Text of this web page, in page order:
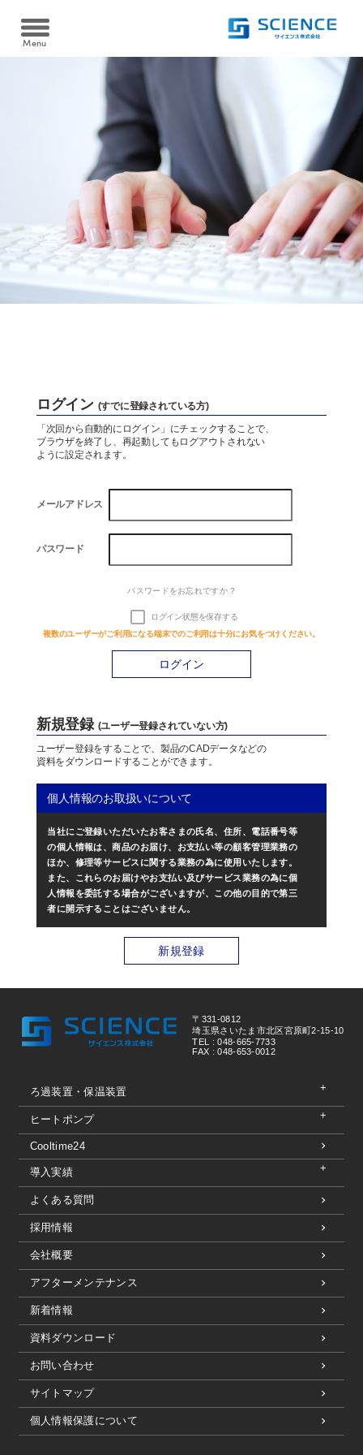
Menu
Heat pump
空冷式同時取出 AWタイプ/空冷式給湯 AHタイプ
水冷式同時取出 WW-Fタイプ
水冷式高温循環 WSRタイプ
水熱源式ブライン冷却・給油同時取出 WHCタイプ
Cooltime24
Filtration device
温浴・ろ過装置
砂ろ過自動逆洗浄 PRTシリーズ
カートリッジフィルター KJOシリーズ
電気ヒーター浴槽保温 SHSシリーズ
Case
導入実績
ろ過装置導入実績
FAQ
Company
会社概要
お問い合わせ
お任せください
風呂設計.com
資料ダウンロード
Download
製品資料を
ダウンロードできます
ログイン (すでに登録されている方)
「次回から自動的にログイン」にチェックすることで、
ブラウザを終了し、再起動してもログアウトされない
ように設定されます。
メールアドレス
パスワード
パスワードをお忘れですか ?
ログイン状態を保存する
複数のユーザーがご利用になる端末でのご利用は十分にお気をつけください。
新規登録 (ユーザー登録されていない方)
ユーザー登録をすることで、製品のCADデータなどの
資料をダウンロードすることができます。
個人情報のお取扱いについて
当社にご登録いただいたお客さまの氏名、住所、電話番号等
の個人情報は、商品のお届け、お支払い等の顧客管理業務の
ほか、修理等サービスに関する業務の為に使用いたします。
また、これらのお届けやお支払い及びサービス業務の為に個
人情報を委託する場合がございますが、この他の目的で第三
者に開示することはございません。
新規登録
〒331-0812
埼玉県さいたま市北区宮原町2-15-10
TEL : 048-665-7733
FAX : 048-653-0012
ろ過装置・保温装置
ヒートポンプ
Cooltime24
導入実績
よくある質問
採用情報
会社概要
アフターメンテナンス
新着情報
資料ダウンロード
お問い合わせ
サイトマップ
個人情報保護について